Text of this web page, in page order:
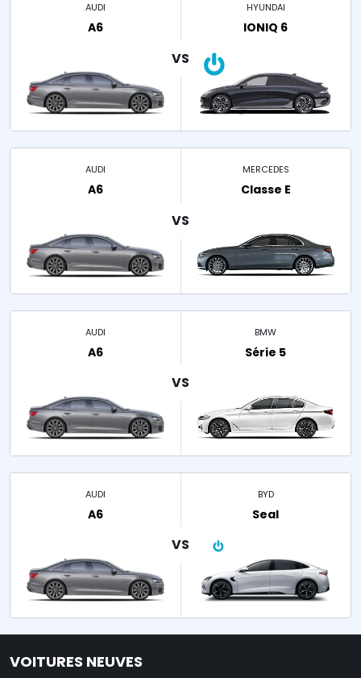
AUDI
A6
HYUNDAI
IONIQ 6
AUDI
A6
MERCEDES
Classe E
AUDI
A6
BMW
Série 5
AUDI
A6
BYD
Seal
VOITURES NEUVES